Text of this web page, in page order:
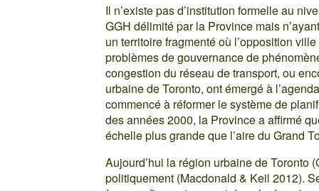
Il n’existe pas d’institution formelle au
GGH délimité par la Province mais
un territoire fragmenté où l’opposition
problèmes de gouvernance de
congestion du réseau de transport, ou
urbaine de Toronto, ont émergé à
commencé à réformer le système de
des années 2000, la Province a affirmé
échelle plus grande que l’aire du Grand
Aujourd’hui la région urbaine de Toronto
politiquement (Macdonald & Keil 2012).